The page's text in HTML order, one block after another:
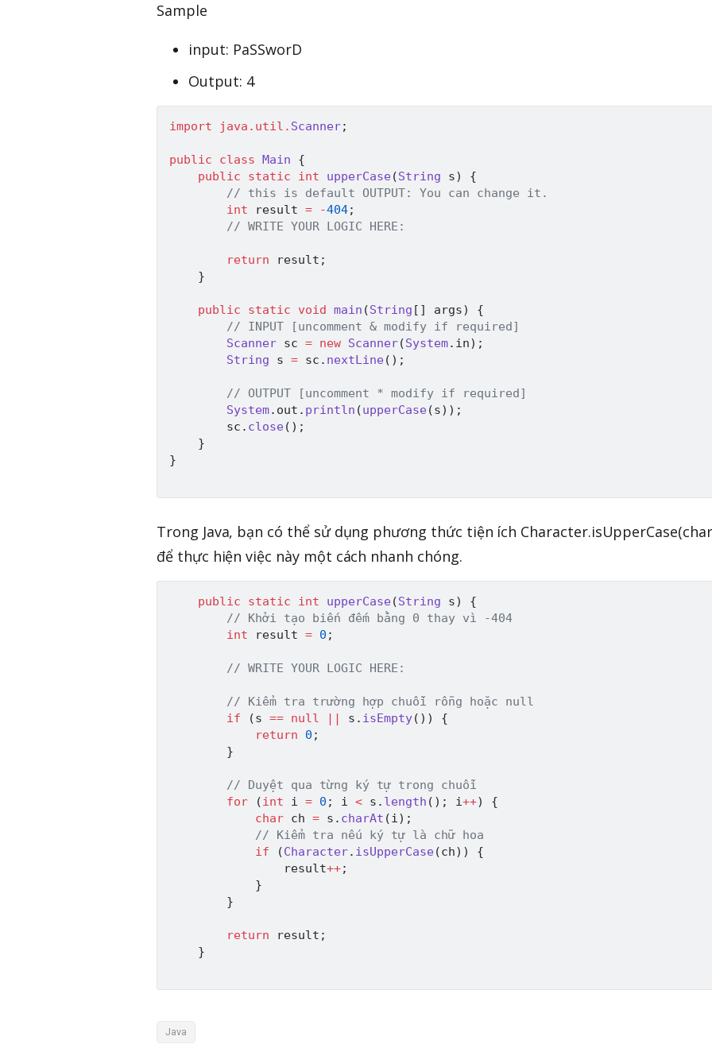
Sample
input: PaSSworD
Output: 4
import java . util . Scanner;
public class Main
{
public
static int upperCase(String s)
{
// this is default OUTPUT: You can change it.
int result = -404;
// WRITE YOUR LOGIC HERE:
return result ;
}
public static void main (String [ ] args)
{
// INPUT [uncomment & modify if required]
Scanner sc = new Scanner(System. in) ;
String s = sc . nextLine( ) ;
// OUTPUT [uncomment * modify if required]
System. out . println (upperCase(s) ) ;
        sc
. close( ) ;
}
}
Trong Java, bạn có thể sử dụng phương thức tiện ích
để thực hiện việc này một cách nhanh chóng.
public static int upperCase(String s)
{
// Khởi tạo biến đếm bằng 0 thay vì -404
int result = 0 ;
// WRITE YOUR LOGIC HERE:
// Kiểm tra trường hợp chuỗi rỗng hoặc null
if
(s == null || s . isEmpty( ) )
{
return
0 ;
}
// Duyệt qua từng ký tự trong chuỗi
for
(int i = 0 ; i < s . length ( ) ; i++)
{
char ch = s . charAt (i) ;
// Kiểm tra nếu ký tự là chữ hoa
if
(Character. isUpperCase(ch) )
{
                result
++;
}
}
return result ;
}
Java